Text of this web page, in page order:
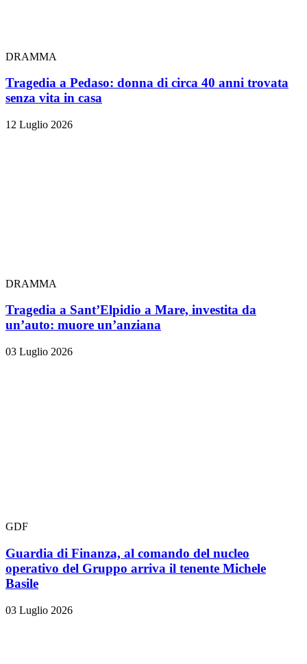
DRAMMA
Tragedia a Pedaso: donna di circa 40 anni trovata
senza vita in casa
12 Luglio 2026
DRAMMA
Tragedia a Sant’Elpidio a Mare, investita da
un’auto: muore un’anziana
03 Luglio 2026
GDF
Guardia di Finanza, al comando del nucleo
operativo del Gruppo arriva il tenente Michele
Basile
03 Luglio 2026